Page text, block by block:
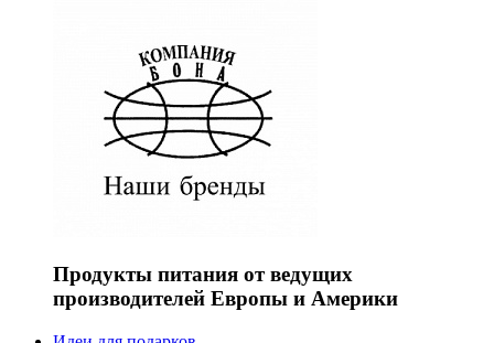
Продукты питания от ведущих
производителей Европы и Америки